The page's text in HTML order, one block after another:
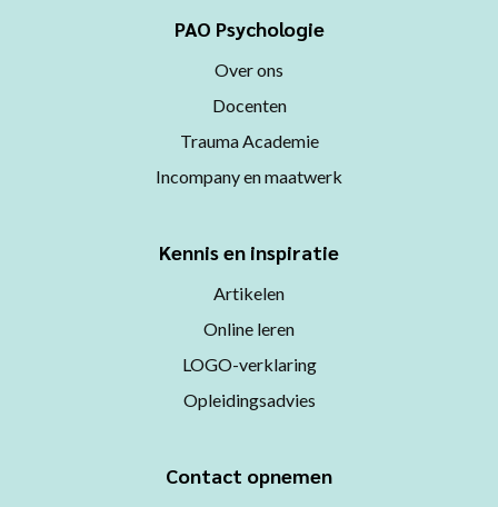
PAO Psychologie
Over ons
Docenten
Trauma Academie
Incompany en maatwerk
Kennis en inspiratie
Artikelen
Online leren
LOGO-verklaring
Opleidingsadvies
Contact opnemen